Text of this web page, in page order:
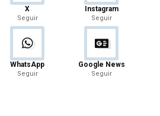
X
Seguir
Instagram
Seguir
WhatsApp
Seguir
Google News
Seguir